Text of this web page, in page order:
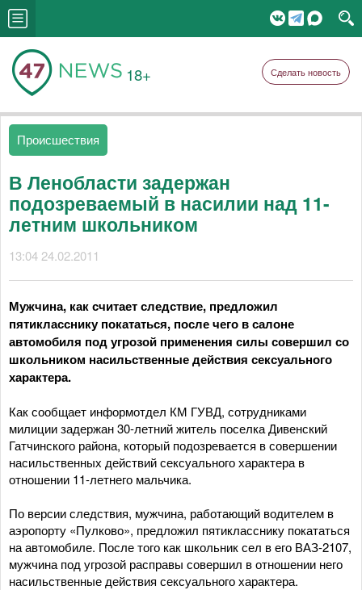
18+ Сделать новость
Происшествия
В Ленобласти задержан
подозреваемый в насилии над 11-
летним школьником
13:04 24.02.2011
Мужчина, как считает следствие, предложил
пятикласснику покататься, после чего в салоне
автомобиля под угрозой применения силы совершил со
школьником насильственные действия сексуального
характера.
Как сообщает информотдел КМ ГУВД, сотрудниками
милиции задержан 30-летний житель поселка Дивенский
Гатчинского района, который подозревается в совершении
насильственных действий сексуального характера в
отношении 11-летнего мальчика.
По версии следствия, мужчина, работающий водителем в
аэропорту «Пулково», предложил пятикласснику покататься
на автомобиле. После того как школьник сел в его ВАЗ-2107,
мужчина под угрозой расправы совершил в отношении него
насильственные действия сексуального характера.